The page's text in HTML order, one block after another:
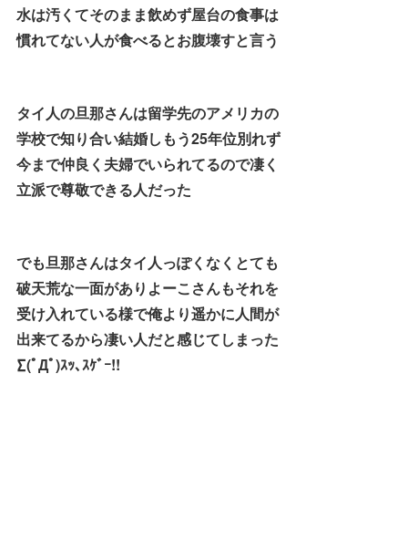
水は汚くてそのまま飲めず屋台の食事は
慣れてない人が食べるとお腹壊すと言う
タイ人の旦那さんは留学先のアメリカの
学校で知り合い結婚しもう25年位別れず
今まで仲良く夫婦でいられてるので凄く
立派で尊敬できる人だった
でも旦那さんはタイ人っぽくなくとても
破天荒な一面がありよーこさんもそれを
受け入れている様で俺より遥かに人間が
出来てるから凄い人だと感じてしまった
∑(ﾟДﾟ)ｽｯ､ｽｹﾞｰ!!